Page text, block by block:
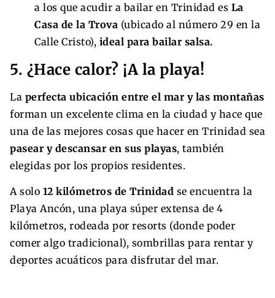
a los que acudir a bailar en Trinidad es La
Casa de la Trova (ubicado al número 29 en la
Calle Cristo), ideal para bailar salsa.
5. ¿Hace calor? ¡A la playa!
La perfecta ubicación entre el mar y las montañas
forman un excelente clima en la ciudad y hace que
una de las mejores cosas que hacer en Trinidad sea
pasear y descansar en sus playas, también
elegidas por los propios residentes.
A solo 12 kilómetros de Trinidad se encuentra la
Playa Ancón, una playa súper extensa de 4
kilómetros, rodeada por resorts (donde poder
comer algo tradicional), sombrillas para rentar y
deportes acuáticos para disfrutar del mar.